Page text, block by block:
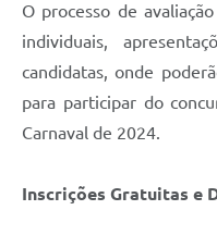
O processo de
individuais,
candidatas, onde
para participar do
Carnaval de 2024.
Inscrições Gratuitas e